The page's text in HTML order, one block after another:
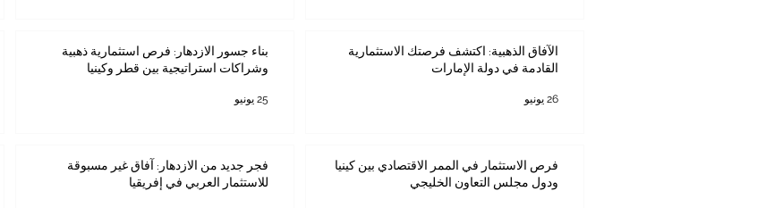
الآفاق الذهبية: اكتشف فرصتك الاستثمارية
القادمة في دولة الإمارات
26 يونيو
بناء جسور الازدهار: فرص استثمارية ذهبية
وشراكات استراتيجية بين قطر وكينيا
25 يونيو
فرص الاستثمار في الممر الاقتصادي بين كينيا
ودول مجلس التعاون الخليجي
فجر جديد من الازدهار: آفاق غير مسبوقة
للاستثمار العربي في إفريقيا